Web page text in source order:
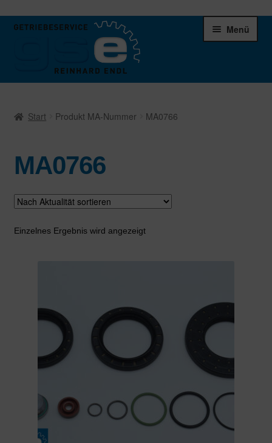
Zur
Zum
Menü
Schaltgetriebe
Verteilergetriebe
Warenkorb
Start Produkt MA-Nummer MA0766
MA0766
Einzelnes Ergebnis wird angezeigt